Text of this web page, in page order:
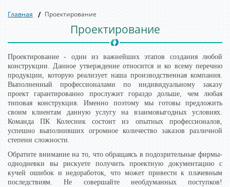
Главная Проектирование
Проектирование
Проектирование - один из важнейших этапов создания любой
конструкции. Данное утверждение относится и ко всему перечню
продукции, которую реализует наша производственная компания.
Выполненный профессионалами по индивидуальному заказу
проект гарантированно прослужит гораздо дольше, чем любая
типовая конструкция. Именно поэтому мы готовы предложить
своим клиентам данную услугу на взаимовыгодных условиях.
Команда ПК Колесник состоит из опытных профессионалов,
успешно выполнивших огромное количество заказов различной
степени сложности.
Обратите внимание на то, что обращаясь в подозрительные фирмы-
однодневки вы рискуете получить проектную документацию с
кучей ошибок и недоработок, что может привести к плачевным
последствиям. Не совершайте необдуманных поступков!